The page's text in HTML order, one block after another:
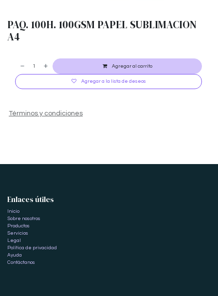
PAQ. 100H. 100GSM PAPEL SUBLIMACION
A4
Agregar al carrito
Agregar a la lista de deseos
Términos y condiciones
Enlaces útiles
Inicio
Sobre nosotros
Productos
Servicios
Legal
Política de privacidad
Ayuda
Contáctanos